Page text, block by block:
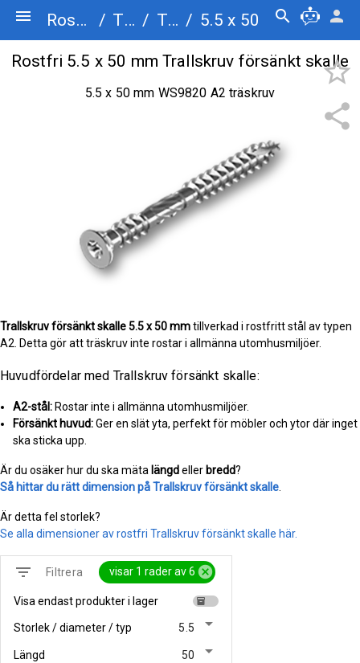
menu Rostfriskruv.se / Träskruv / Trallskruv försänkt skalle / 5.5 x 50 search person
share
star_border
Rostfri 5.5 x 50 mm Trallskruv försänkt skalle
5.5 x 50 mm WS9820 A2 träskruv
Trallskruv försänkt skalle5.5 x 50 mmtillverkad i rostfritt stål av typen
A2. Detta gör att träskruv inte rostar i allmänna utomhusmiljöer.
Huvudfördelar med Trallskruv försänkt skalle:
A2-stål: Rostar inte i allmänna utomhusmiljöer.
Försänkt huvud:Ger en slät yta, perfekt för möbler och ytor där inget
ska sticka upp.
Är du osäker hur du ska mäta längdeller bredd?
Så hittar du rätt dimension på Trallskruv försänkt skalle
Är detta fel storlek?
Se alla dimensioner av rostfri Trallskruv försänkt skalle här.
filter_list Filtrera visar 1 rader av 6 cancel
Visa endast produkter i lager inventory
Storlek / diameter / typ 5.5 arrow_drop_down
Längd 50 arrow_drop_down